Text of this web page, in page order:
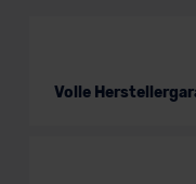
Verkauf startet
Volle